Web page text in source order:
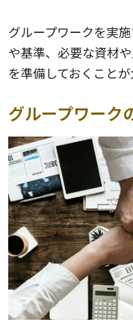
グループワークを実
や基準、必要な資材
を準備しておくことが
グループワーク